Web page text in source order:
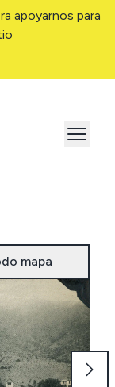
apoyarnos para
mapa